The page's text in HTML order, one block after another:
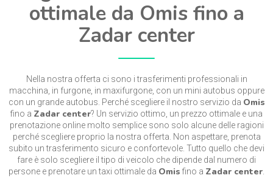
ottimale da Omis fino a
Zadar center
Nella nostra offerta ci sono i trasferimenti professionali in
macchina, in furgone, in maxifurgone, con un mini autobus oppure
con un grande autobus. Perché scegliere il nostro servizio da Omis
fino a Zadar center? Un servizio ottimo, un prezzo ottimale e una
prenotazione online molto semplice sono solo alcune delle ragioni
perché scegliere proprio la nostra offerta. Non aspettare, prenota
subito un trasferimento sicuro e confortevole. Tutto quello che devi
fare è solo scegliere il tipo di veicolo che dipende dal numero di
persone e prenotare un taxi ottimale da Omis fino a Zadar center